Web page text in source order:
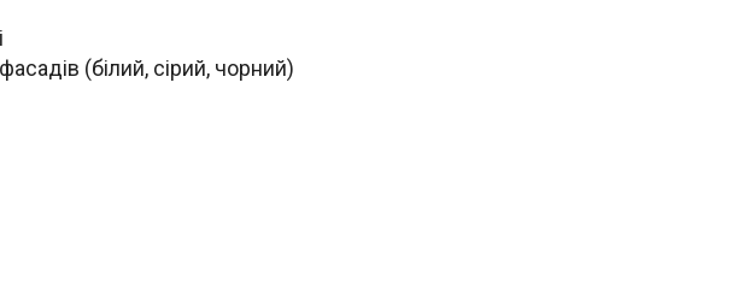
(білий, сірий, чорний)